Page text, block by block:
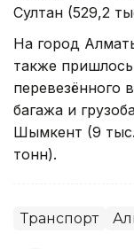
Султан (529,2
На город
также
перевезённого
багажа и
Шымкент (9
тонн).
Транспорт